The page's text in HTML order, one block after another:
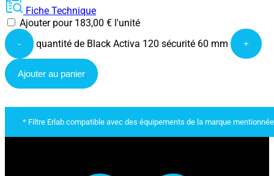
Fiche Technique
Ajouter pour 183,00 € l'unité
- quantité de Black Activa 120 sécurité 60 mm +
Ajouter au panier
* Filtre Erlab compatible avec des équipements de la marque